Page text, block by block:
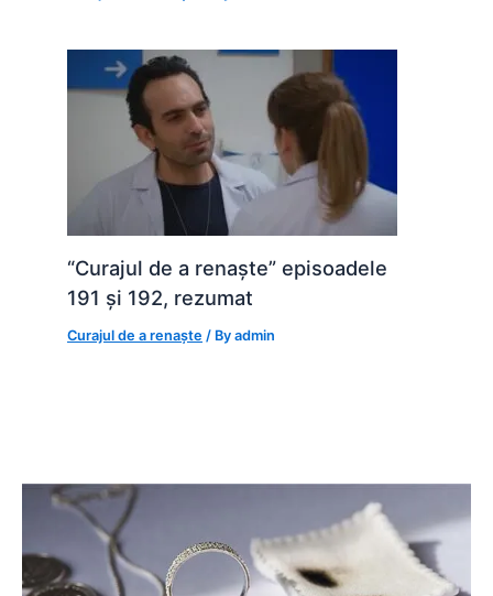
“Curajul de a renaște” episoadele
191 și 192, rezumat
Curajul de a renaște / Byadmin